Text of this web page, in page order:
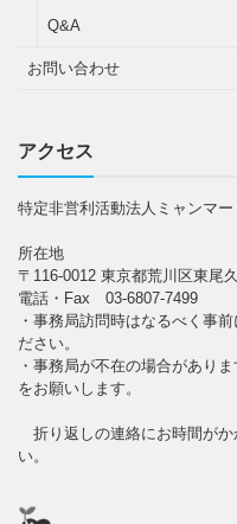
Q&A
お問い合わせ
アクセス
特定非営利活動法人ミャンマ
所在地
〒116-0012 東京都荒川区東尾
電話・Fax 03-6807-7499
・事務局訪問時はなるべく事
ださい。
・事務局が不在の場合があり
をお願いします。
折り返しの連絡にお時間がか
い。